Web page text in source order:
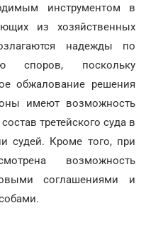
инструментом в
из хозяйственных
надежды по
споров, поскольку
обжалование решения
имеют возможность
третейского суда в
судей. Кроме того, при
возможность
соглашениями и